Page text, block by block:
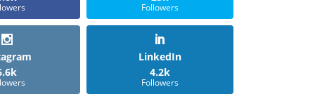
Followers
LinkedIn
4.2k
Followers